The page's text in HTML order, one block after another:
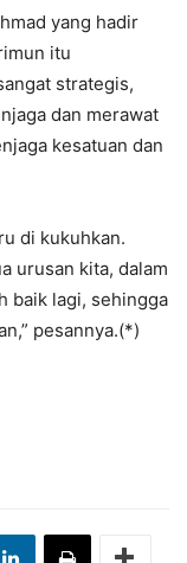
yang hadir
itu
strategis,
dan merawat
kesatuan dan
di kukuhkan.
urusan kita, dalam
baik lagi, sehingga
pesannya.(*)